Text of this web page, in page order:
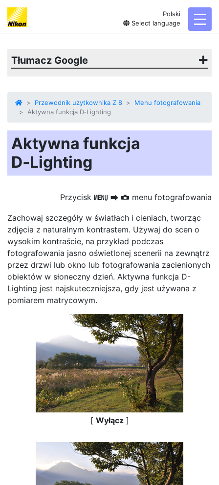
Polski
Select language
Tłumacz Google
Przewodnik użytkownika Z 8
Menu fotografowania
Aktywna funkcja D‑Lighting
Aktywna funkcja
D‑Lighting
Przycisk G U C menu fotografowania
Zachowaj szczegóły w światłach i cieniach, tworząc
zdjęcia z naturalnym kontrastem. Używaj do scen o
wysokim kontraście, na przykład podczas
fotografowania jasno oświetlonej scenerii na zewnątrz
przez drzwi lub okno lub fotografowania zacienionych
obiektów w słoneczny dzień. Aktywna funkcja D-
Lighting jest najskuteczniejsza, gdy jest używana z
pomiarem matrycowym.
[ Wyłącz]